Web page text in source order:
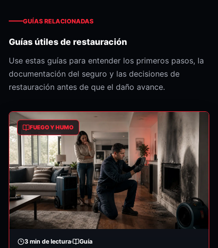
GUÍAS RELACIONADAS
Guías útiles de restauración
Use estas guías para entender los primeros pasos, la
documentación del seguro y las decisiones de
restauración antes de que el daño avance.
FUEGO Y HUMO
3 min de lectura Guía